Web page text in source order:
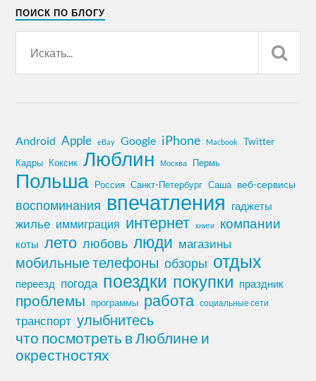
ПОИСК ПО БЛОГУ
Android Apple eBay Google iPhone Macbook Twitter
Кадры Коксик Люблин Москва Пермь
Польша Россия Санкт-Петербург Саша веб-сервисы
воспоминания впечатления гаджеты
жилье иммиграция интернет книги компании
коты лето любовь люди магазины
мобильные телефоны обзоры отдых
переезд погода поездки покупки праздник
проблемы программы работа социальные сети
транспорт улыбнитесь
что посмотреть в Люблине и
окрестностях